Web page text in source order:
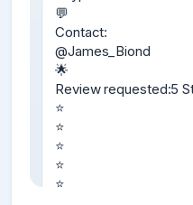
💬
Contact:
@James_Biond
🌟
Review requested:5
⭐️
⭐️
⭐️
⭐️
⭐️